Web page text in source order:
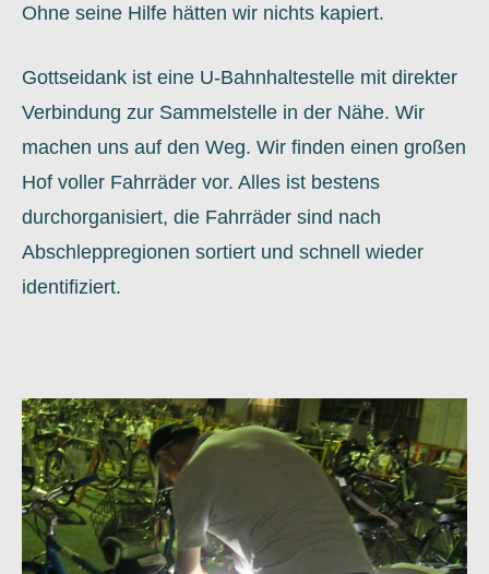
Ohne seine Hilfe hätten wir nichts kapiert.
Gottseidank ist eine U-Bahnhaltestelle mit direkter
Verbindung zur Sammelstelle in der Nähe. Wir
machen uns auf den Weg. Wir finden einen großen
Hof voller Fahrräder vor. Alles ist bestens
durchorganisiert, die Fahrräder sind nach
Abschleppregionen sortiert und schnell wieder
identifiziert.